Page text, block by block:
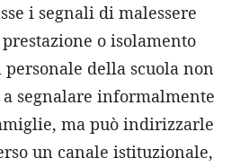
i segnali di malessere
o isolamento
personale della scuola non
segnalare informalmente
ma può indirizzarle
un canale istituzionale,